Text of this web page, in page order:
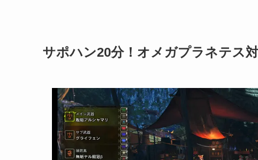
サポハン20分！オメガプラネテス